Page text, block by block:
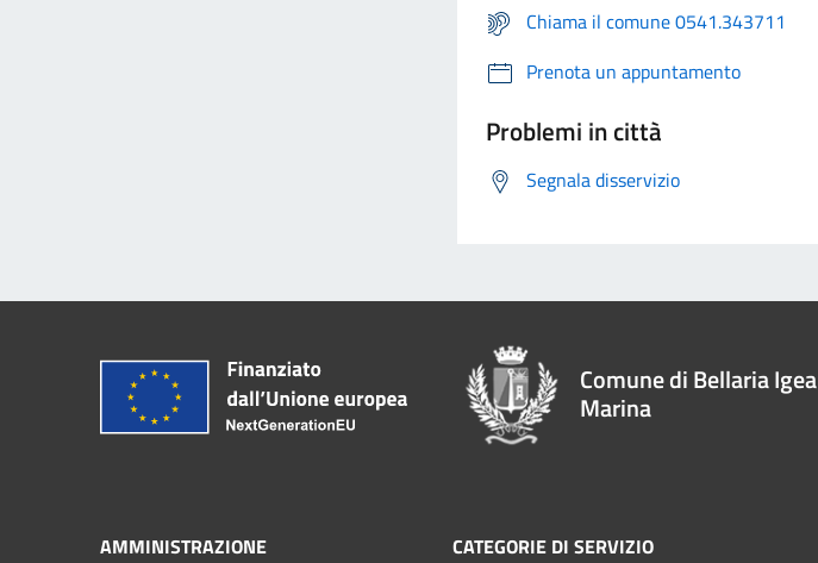
Chiama il comune 0541.343711
Prenota un appuntamento
Problemi in città
Segnala disservizio
Comune di Bellaria Igea
Marina
AMMINISTRAZIONE CATEGORIE DI SERVIZIO